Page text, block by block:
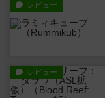
レビュー
レビュー